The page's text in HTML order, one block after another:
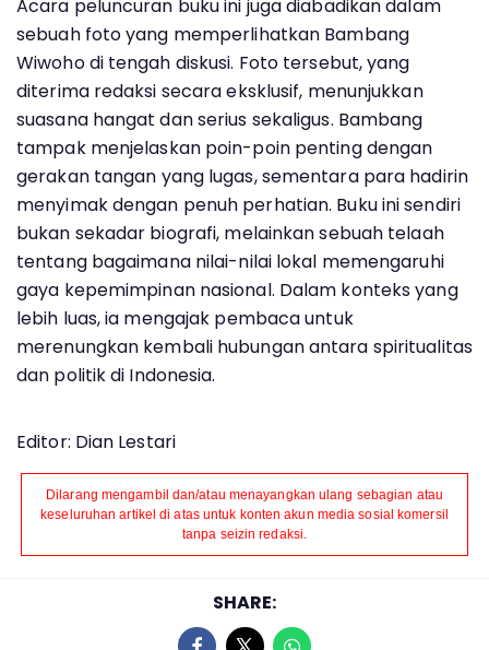
Acara peluncuran buku ini juga diabadikan dalam
sebuah foto yang memperlihatkan Bambang
Wiwoho di tengah diskusi. Foto tersebut, yang
diterima redaksi secara eksklusif, menunjukkan
suasana hangat dan serius sekaligus. Bambang
tampak menjelaskan poin-poin penting dengan
gerakan tangan yang lugas, sementara para hadirin
menyimak dengan penuh perhatian. Buku ini sendiri
bukan sekadar biografi, melainkan sebuah telaah
tentang bagaimana nilai-nilai lokal memengaruhi
gaya kepemimpinan nasional. Dalam konteks yang
lebih luas, ia mengajak pembaca untuk
merenungkan kembali hubungan antara spiritualitas
dan politik di Indonesia.
Editor: Dian Lestari
Dilarang mengambil dan/atau menayangkan ulang sebagian atau
keseluruhan artikel di atas untuk konten akun media sosial komersil
tanpa seizin redaksi.
SHARE: